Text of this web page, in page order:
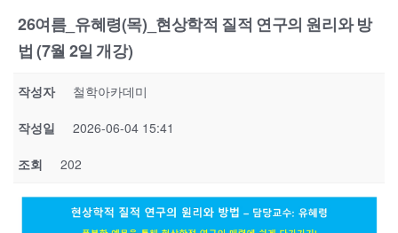
26여름_유혜령(목)_현상학적 질적 연구의 원리와 방
법 (7월 2일 개강)
작성자 철학아카데미
작성일 2026-06-04 15:41
조회 202